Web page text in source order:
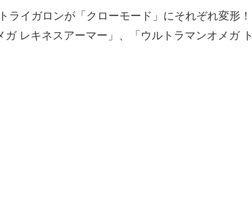
イガロンが「クローモード」にそれぞれ変形！
レキネスアーマー」、「ウルトラマンオメガ ト